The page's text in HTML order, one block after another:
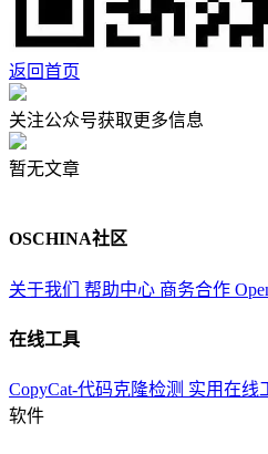
返回首页
关注公众号获取更多信息
暂无文章
OSCHINA社区
关于我们 帮助中心 商务合作
在线工具
CopyCat-代码克隆检测 实用在线
软件